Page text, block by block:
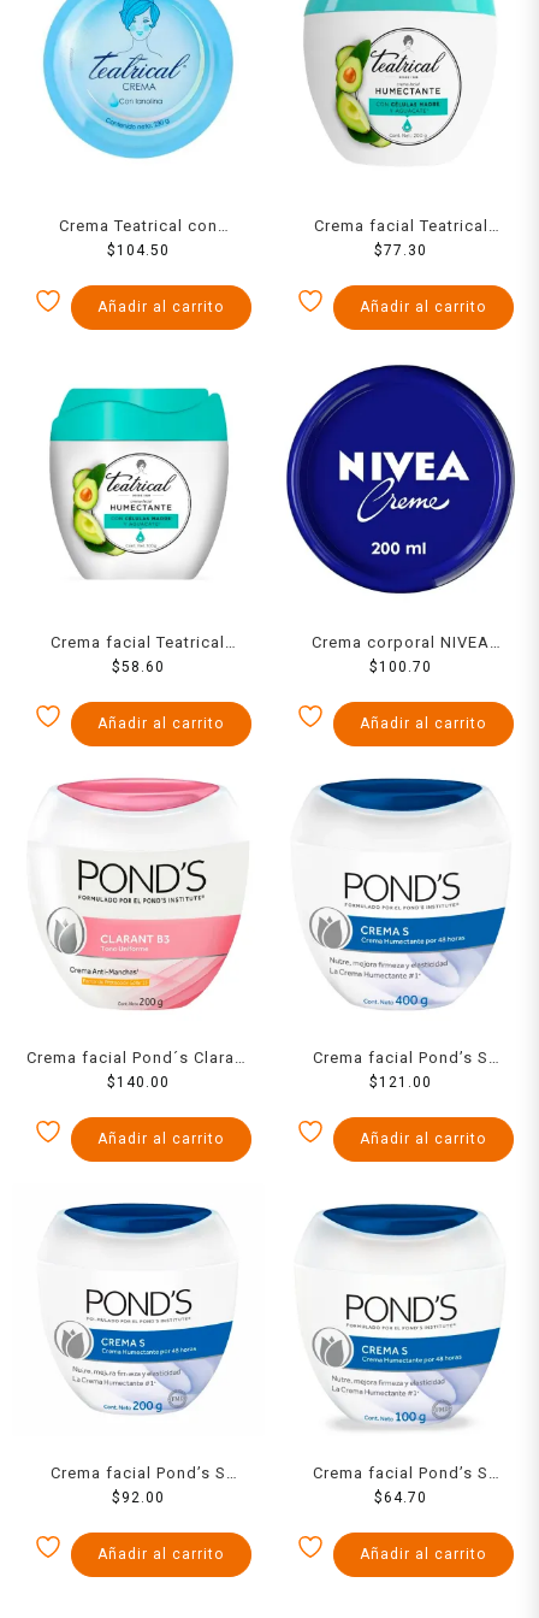
Crema Teatrical con
lanolina 230 g
$104.50
Añadir al carrito
Crema facial Teatrical
células madre humectante
$77.30
Añadir al carrito
Crema facial Teatrical
humectante con células
$58.60
Añadir al carrito
Crema corporal NIVEA
creme humectante de larga
200 ml
$100.70
Añadir al carrito
Crema facial Pond´s Clarant
B3 anti-manchas piel
$140.00
Añadir al carrito
Crema facial Pond’s S
humectante nutritiva 400 g
$121.00
Añadir al carrito
Crema facial Pond’s S
humectante nutritiva 200 g
$ 92.00
Añadir al carrito
Crema facial Pond’s S
humectante nutritiva 100 g
$64.70
Añadir al carrito